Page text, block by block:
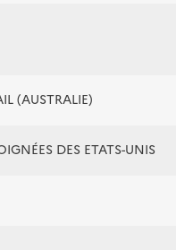
(AUSTRALIE)
DES ETATS-UNIS